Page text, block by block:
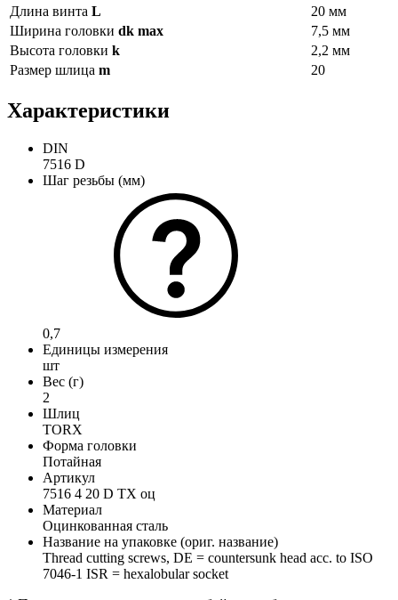
Длина винта L
20 мм
Ширина головки dk max
7,5 мм
Высота головки k
2,2 мм
Размер шлица m 20
Характеристики
DIN
7516 D
Шаг резьбы (мм)
0,7
Единицы измерения
шт
Вес (г)
2
Шлиц
TORX
Форма головки
Потайная
Артикул
7516 4 20 D TX оц
Материал
Оцинкованная сталь
Название на упаковке (ориг. название)
Thread cutting screws, DE = countersunk head acc. to ISO
7046-1 ISR = hexalobular socket